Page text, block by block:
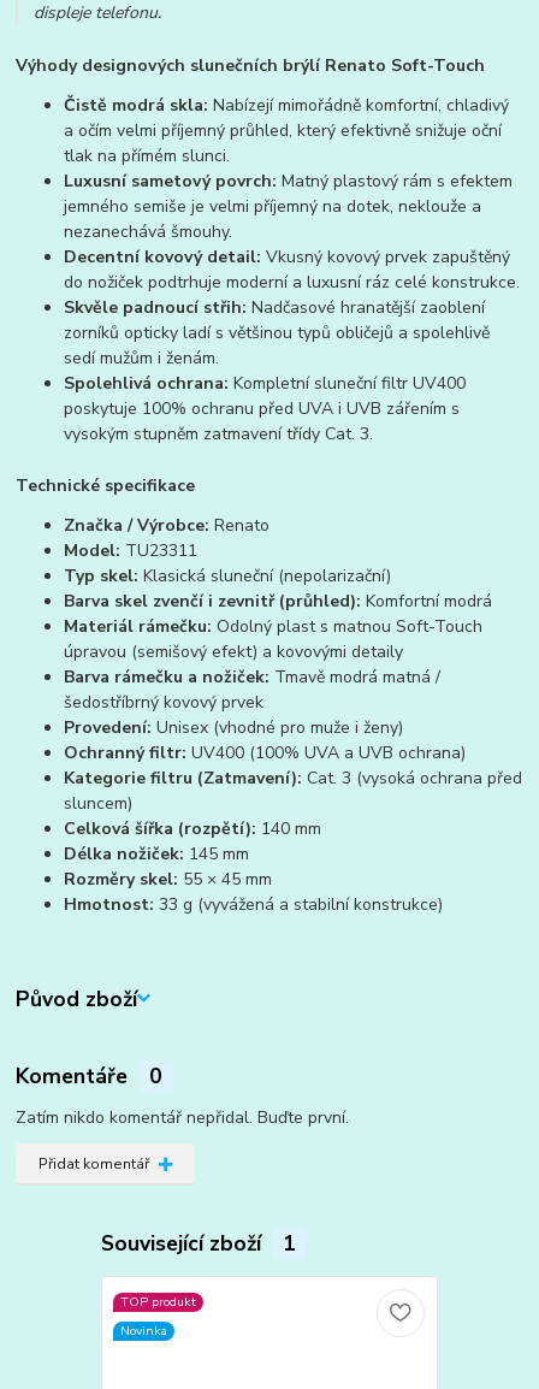
displeje telefonu.
Výhody designových slunečních brýlí Renato Soft-Touch
Čistě modrá skla: Nabízejí mimořádně komfortní, chladivý
a očím velmi příjemný průhled, který efektivně snižuje oční
tlak na přímém slunci.
Luxusní sametový povrch: Matný plastový rám s efektem
jemného semiše je velmi příjemný na dotek, neklouže a
nezanechává šmouhy.
Decentní kovový detail: Vkusný kovový prvek zapuštěný
do nožiček podtrhuje moderní a luxusní ráz celé konstrukce.
Skvěle padnoucí střih: Nadčasové hranatější zaoblení
zorníků opticky ladí s většinou typů obličejů a spolehlivě
sedí mužům i ženám.
Spolehlivá ochrana: Kompletní sluneční filtr UV400
poskytuje 100% ochranu před UVA i UVB zářením s
vysokým stupněm zatmavení třídy Cat. 3.
Technické specifikace
Značka / Výrobce: Renato
Model: TU23311
Typ skel: Klasická sluneční (nepolarizační)
Barva skel zvenčí i zevnitř (průhled): Komfortní modrá
Materiál rámečku: Odolný plast s matnou Soft-Touch
úpravou (semišový efekt) a kovovými detaily
Barva rámečku a nožiček: Tmavě modrá matná /
šedostříbrný kovový prvek
Provedení: Unisex (vhodné pro muže i ženy)
Ochranný filtr: UV400 (100% UVA a UVB ochrana)
Kategorie filtru (Zatmavení): Cat. 3 (vysoká ochrana před
sluncem)
Celková šířka (rozpětí): 140 mm
Délka nožiček: 145 mm
Rozměry skel: 55 × 45 mm
Hmotnost: 33 g (vyvážená a stabilní konstrukce)
Původ zboží
Komentáře 0
Zatím nikdo komentář nepřidal. Buďte první.
Přidat komentář
Související zboží 1
TOP produkt
Novinka